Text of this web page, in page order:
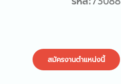
สมัครงานตำแหน่งนี้